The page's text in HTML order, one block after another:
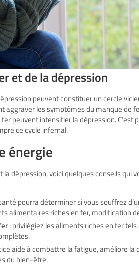
et de la dépression
peuvent constituer un cercle
aggraver les symptômes du manque de
peuvent intensifier la dépression. C’est
ce cycle infernal.
énergie
dépression, voici quelques conseils qui
pourra déterminer si vous souffrez
alimentaires riches en fer, modification
: privilégiez les aliments riches en fer tels
aide à combattre la fatigue, améliore
du bien-être.